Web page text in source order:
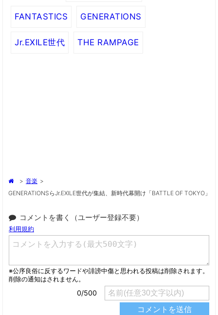
FANTASTICS GENERATIONS
Jr.EXILE世代 THE RAMPAGE
> 音楽 >
GENERATIONSらJr.EXILE世代が集結、新時代幕開け「BATTLE OF TOKYO」
コメントを書く（ユーザー登録不要）